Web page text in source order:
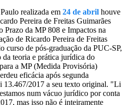
realizada em 24 de abril houve
Pereira de Freitas Guimarães
Prazo da MP 808 e Impactos na
de Ricardo Pereira de Freitas
curso de pós-graduação da PUC-SP,
da teoria e prática jurídica do
a MP (Medida Provisória)
eficácia após segunda
13.467/2017 a seu texto original. "Li
num vácuo jurídico por conta
mas isso não é inteiramente